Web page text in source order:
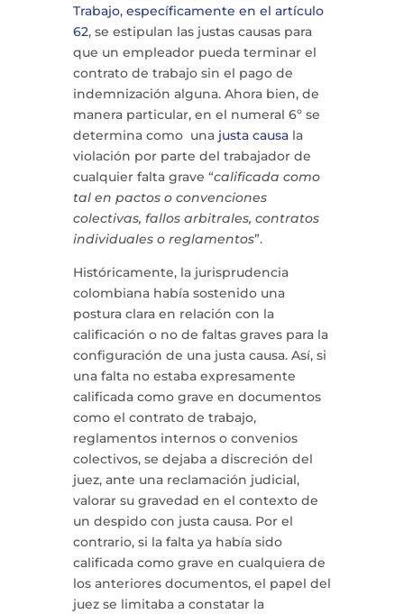
Trabajo, específicamente en el artículo
62, se estipulan las justas causas para
que un empleador pueda terminar el
contrato de trabajo sin el pago de
indemnización alguna. Ahora bien, de
manera particular, en el numeral 6º se
determina como una justa causala
violación por parte del trabajador de
cualquier falta grave “calificada como
tal en pactos o convenciones
colectivas, fallos arbitrales, contratos
individuales o reglamentos”.
Históricamente, la jurisprudencia
colombiana había sostenido una
postura clara en relación con la
calificación o no de faltas graves para la
configuración de una justa causa. Así, si
una falta no estaba expresamente
calificada como grave en documentos
como el contrato de trabajo,
reglamentos internos o convenios
colectivos, se dejaba a discreción del
juez, ante una reclamación judicial,
valorar su gravedad en el contexto de
un despido con justa causa. Por el
contrario, si la falta ya había sido
calificada como grave en cualquiera de
los anteriores documentos, el papel del
juez se limitaba a constatar la